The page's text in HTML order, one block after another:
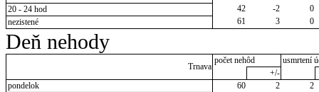
20 - 24 hod
42 -2
0
nezistené
61 3 0
Deň nehody
Trnava
počet nehôd
usmrtení
+/-
pondelok
60 2
2